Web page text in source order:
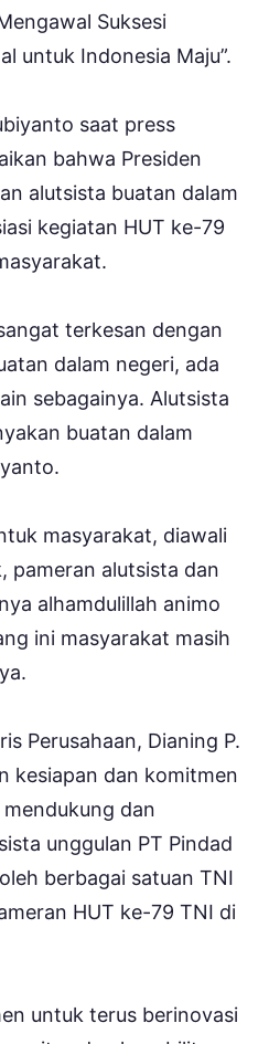
Suksesi
untuk Indonesia Maju”.
saat press
bahwa Presiden
alutsista buatan dalam
kegiatan HUT ke-79
terkesan dengan
dalam negeri, ada
sebagainya. Alutsista
buatan dalam
masyarakat, diawali
pameran alutsista dan
alhamdulillah animo
ini masyarakat masih
Perusahaan, Dianing P.
kesiapan dan komitmen
dan
unggulan PT Pindad
berbagai satuan TNI
HUT ke-79 TNI di
untuk terus berinovasi